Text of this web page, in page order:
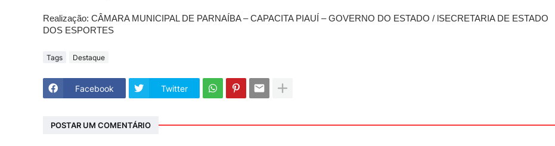
Realização: CÂMARA MUNICIPAL DE PARNAÍBA – CAPACITA PIAUÍ – GOVERNO DO ESTADO / lSECRETARIA DE ESTADO
DOS ESPORTES
Tags Destaque
Facebook Twitter
POSTAR UM COMENTÁRIO